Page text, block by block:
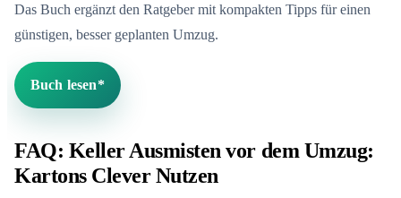
Das Buch ergänzt den Ratgeber mit kompakten Tipps für einen
günstigen, besser geplanten Umzug.
Buch lesen*
FAQ: Keller Ausmisten vor dem Umzug:
Kartons Clever Nutzen